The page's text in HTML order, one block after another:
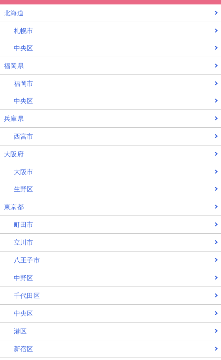
北海道
札幌市
中央区
福岡県
福岡市
中央区
兵庫県
西宮市
大阪府
大阪市
生野区
東京都
町田市
立川市
八王子市
中野区
千代田区
中央区
港区
新宿区